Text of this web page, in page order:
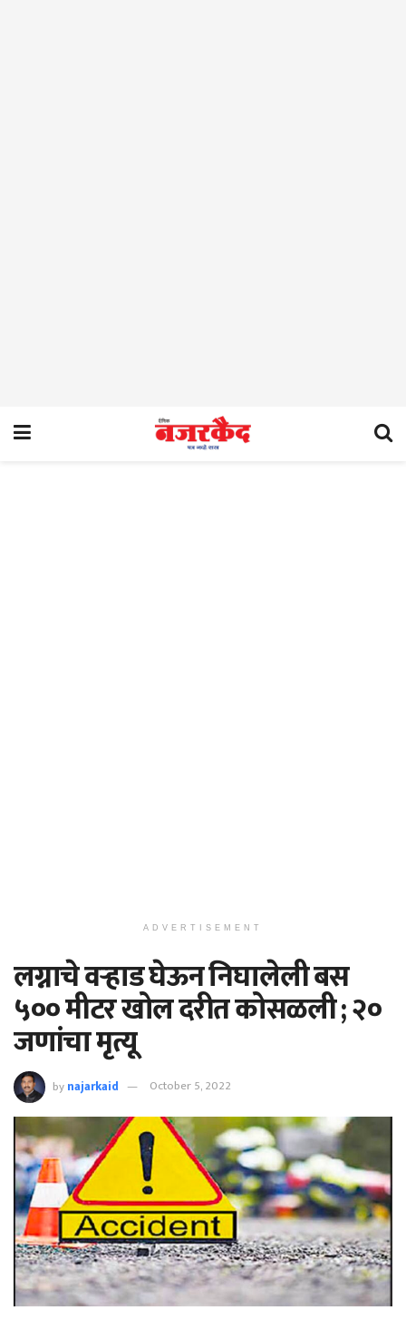
ADVERTISEMENT
लग्नाचे वऱ्हाड घेऊन निघालेली बस
५०० मीटर खोल दरीत कोसळली ; २०
जणांचा मृत्यू
bynajarkaid October 5, 2022